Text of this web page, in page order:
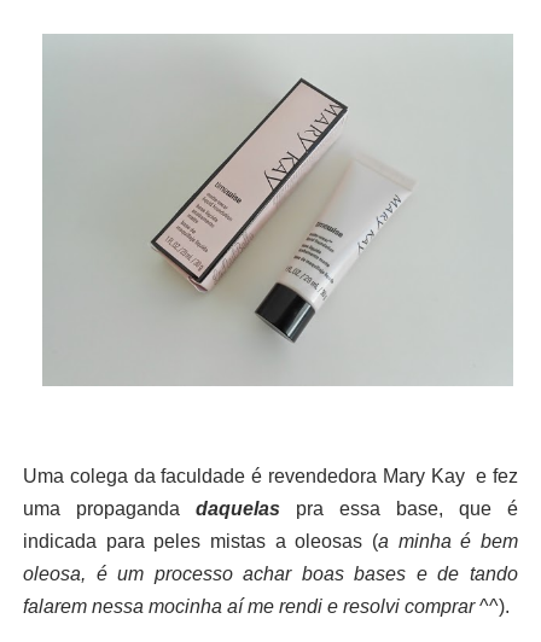
Uma colega da faculdade é revendedora Mary Kay e fez
uma propaganda daquelas pra essa base, que é
indicada para peles mistas a oleosas (a minha é bem
oleosa, é um processo achar boas bases e de tando
falarem nessa mocinha aí me rendi e resolvi comprar^^).